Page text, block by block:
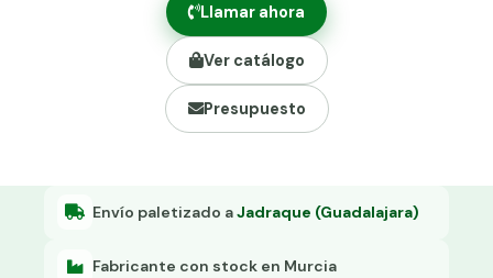
Abrazadera PVC malla H.
Grapa malla H.
Grapadora
Tensor galvanizado
Llamar ahora
Ver catálogo
Presupuesto
Envío paletizado aJadraque (Guadalajara)
Fabricante con stock en Murcia